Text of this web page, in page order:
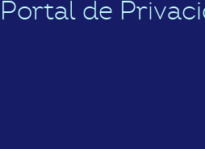
Portal de